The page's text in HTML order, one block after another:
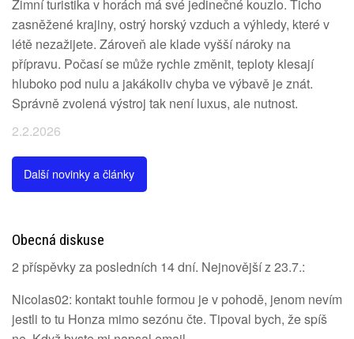
Zimní turistika v horách má své jedinečné kouzlo. Ticho
zasněžené krajiny, ostrý horský vzduch a výhledy, které v
létě nezažijete. Zároveň ale klade vyšší nároky na
přípravu. Počasí se může rychle změnit, teploty klesají
hluboko pod nulu a jakákoliv chyba ve výbavě je znát.
Správně zvolená výstroj tak není luxus, ale nutnost.
2.2.2026
Další novinky a články
Obecná diskuse
2 příspěvky za posledních 14 dní. Nejnovější z 23.7.:
Nicolas02: kontakt touhle formou je v pohodě, jenom nevím
jestli to tu Honza mimo sezónu čte. Tipoval bych, že spíš